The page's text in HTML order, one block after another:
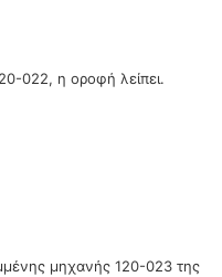
022, η οροφή λείπει.
μηχανής 120-023 της